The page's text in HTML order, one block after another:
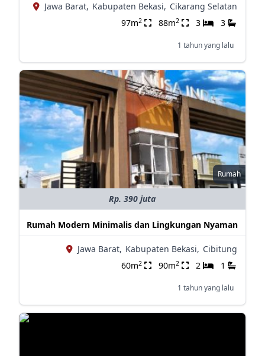
Jawa Barat, Kabupaten Bekasi, Cikarang Selatan
97m2 88m2 3 3
1 tahun yang lalu
Rumah
Rp. 390 juta
Rumah Modern Minimalis dan Lingkungan Nyaman
Jawa Barat, Kabupaten Bekasi, Cibitung
60m2 90m2 2 1
1 tahun yang lalu